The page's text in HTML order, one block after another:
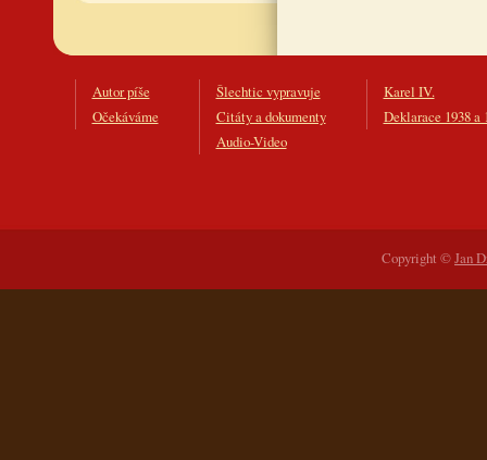
Autor píše
Očekáváme
Šlechtic vypravuje
Citáty a dokumenty
Audio-Video
Karel IV.
Deklarace 1938 a
Copyright ©Jan